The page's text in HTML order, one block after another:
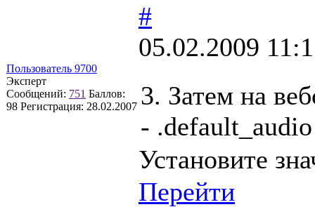
Пользователь 9700
Эксперт
Сообщений: 751 Баллов:
98 Регистрация: 28.02.2007
#
05.02.2009
3. Затем на
-
Установите
Перейти